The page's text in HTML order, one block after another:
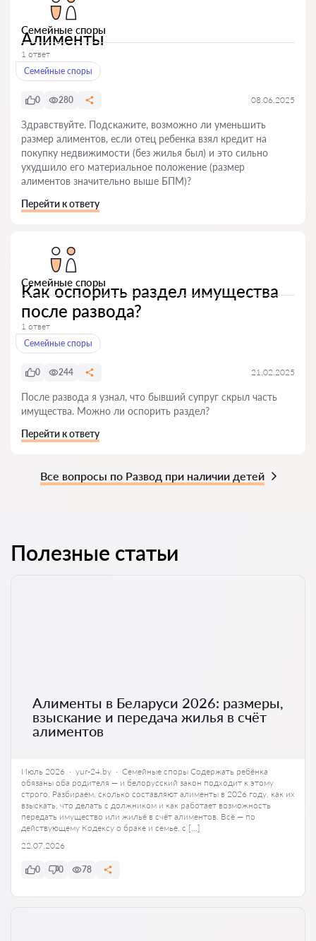
Семейные споры
Алименты
1 ответ
Семейные споры
0 280 08.06.2025
Здравствуйте. Подскажите, возможно ли уменьшить
размер алиментов, если отец ребенка взял кредит на
покупку недвижимости (без жилья был) и это сильно
ухудшило его материальное положение (размер
алиментов значительно выше БПМ)?
Перейти к ответу
Семейные споры
Как оспорить раздел имущества
после развода?
1 ответ
Семейные споры
0 244 21.02.2025
После развода я узнал, что бывший супруг скрыл часть
имущества. Можно ли оспорить раздел?
Перейти к ответу
Все вопросы по Развод при наличии детей
Полезные статьи
Алименты в Беларуси 2026: размеры,
взыскание и передача жилья в счёт
алиментов
Июль 2026 · yur-24.by · Семейные споры Содержать ребёнка
обязаны оба родителя — и белорусский закон подходит к этому
строго. Разбираем, сколько составляют алименты в 2026 году, как их
взыскать, что делать с должником и как работает возможность
передать имущество или жильё в счёт алиментов. Всё — по
действующему Кодексу о браке и семье, с […]
22.07.2026
0 0 78